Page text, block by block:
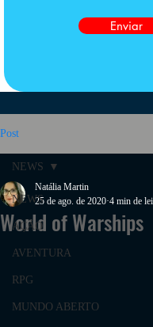
Enviar
Post
NEWS
AÇÃO
AVENTURA
RPG
MUNDO ABERTO
NEWS
World of Warships
Natália Martin
25 de ago. de 2020 4 min de